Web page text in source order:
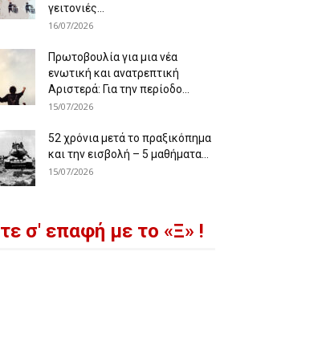
γειτονιές...
16/07/2026
Πρωτοβουλία για μια νέα
ενωτική και ανατρεπτική
Αριστερά: Για την περίοδο...
15/07/2026
52 χρόνια μετά το πραξικόπημα
και την εισβολή – 5 μαθήματα...
15/07/2026
σ' επαφή με το «Ξ» !